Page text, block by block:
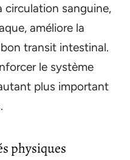
circulation sanguine,
améliore la
transit intestinal.
le système
plus important
physiques